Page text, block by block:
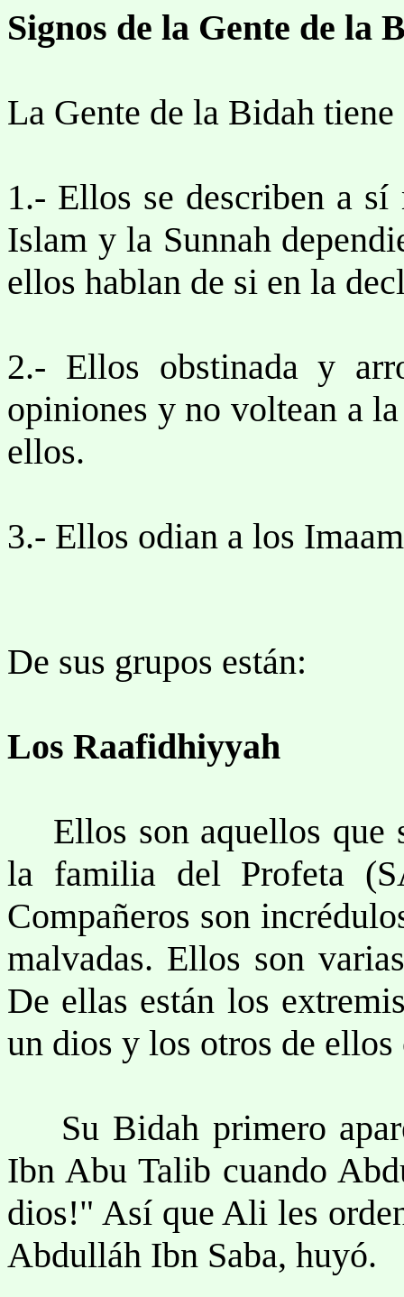
Signos de la Gente de la
La Gente de la Bidah
1.- Ellos se describen a
Islam y la Sunnah
ellos hablan de si en la
2.- Ellos obstinada y
opiniones y no voltean a
ellos.
3.- Ellos odian a los
De sus grupos están:
Los Raafidhiyyah
Ellos son aquellos que
la familia del Profeta
Compañeros son
malvadas. Ellos son
De ellas están los
un dios y los otros de ellos
Su Bidah primero
Ibn Abu Talib cuando
dios!" Así que Ali les
Abdulláh Ibn Saba, huyó.